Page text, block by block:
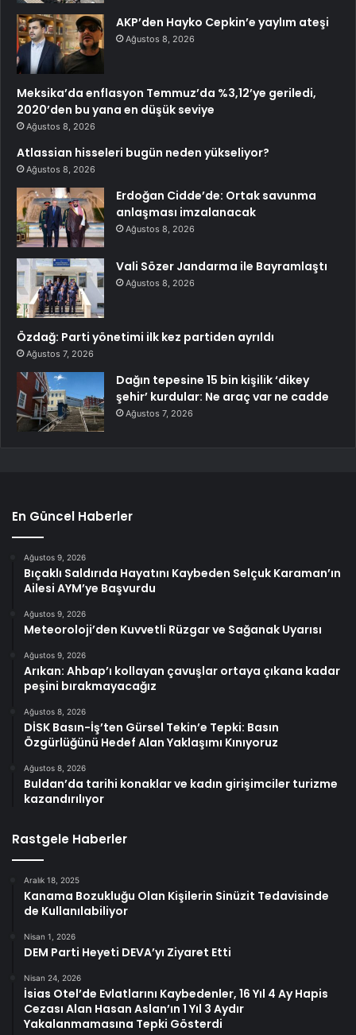
AKP’den Hayko Cepkin’e yaylım ateşi
Ağustos 8, 2026
Meksika’da enflasyon Temmuz’da %3,12’ye geriledi,
2020’den bu yana en düşük seviye
Ağustos 8, 2026
Atlassian hisseleri bugün neden yükseliyor?
Ağustos 8, 2026
Erdoğan Cidde’de: Ortak savunma
anlaşması imzalanacak
Ağustos 8, 2026
Vali Sözer Jandarma ile Bayramlaştı
Ağustos 8, 2026
Özdağ: Parti yönetimi ilk kez partiden ayrıldı
Ağustos 7, 2026
Dağın tepesine 15 bin kişilik ‘dikey
şehir’ kurdular: Ne araç var ne cadde
Ağustos 7, 2026
En Güncel Haberler
Ağustos 9, 2026
Bıçaklı Saldırıda Hayatını Kaybeden Selçuk Karaman’ın
Ailesi AYM’ye Başvurdu
Ağustos 9, 2026
Meteoroloji’den Kuvvetli Rüzgar ve Sağanak Uyarısı
Ağustos 9, 2026
Arıkan: Ahbap’ı kollayan çavuşlar ortaya çıkana kadar
peşini bırakmayacağız
Ağustos 8, 2026
DİSK Basın-İş’ten Gürsel Tekin’e Tepki: Basın
Özgürlüğünü Hedef Alan Yaklaşımı Kınıyoruz
Ağustos 8, 2026
Buldan’da tarihi konaklar ve kadın girişimciler turizme
kazandırılıyor
Rastgele Haberler
Aralık 18, 2025
Kanama Bozukluğu Olan Kişilerin Sinüzit Tedavisinde
de Kullanılabiliyor
Nisan 1, 2026
DEM Parti Heyeti DEVA’yı Ziyaret Etti
Nisan 24, 2026
İsias Otel’de Evlatlarını Kaybedenler, 16 Yıl 4 Ay Hapis
Cezası Alan Hasan Aslan’ın 1 Yıl 3 Aydır
Yakalanmamasına Tepki Gösterdi